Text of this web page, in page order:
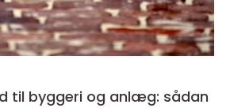
til byggeri og anlæg: sådan